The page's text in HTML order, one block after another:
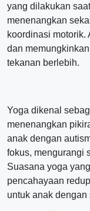
yang dilakukan
menenangkan
koordinasi motorik.
dan
tekanan berlebih.
Yoga dikenal
menenangkan
anak dengan
fokus, mengurangi
Suasana yoga
pencahayaan
untuk anak